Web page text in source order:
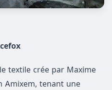
textile crée par Maxime
Amixem, tenant une